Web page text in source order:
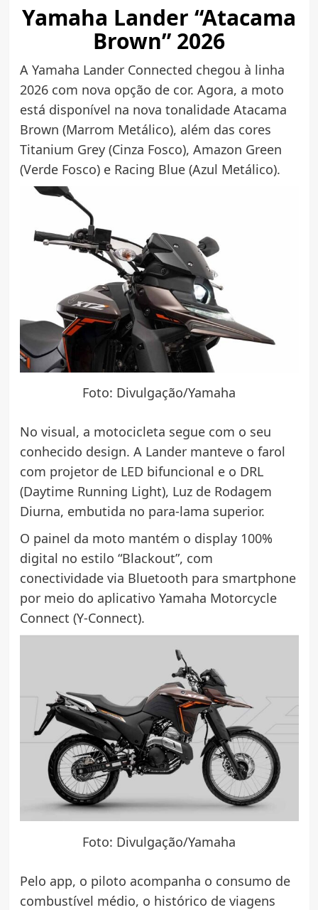
Yamaha Lander “Atacama
Brown” 2026
A Yamaha Lander Connected chegou à linha
2026 com nova opção de cor. Agora, a moto
está disponível na nova tonalidade Atacama
Brown (Marrom Metálico), além das cores
Titanium Grey (Cinza Fosco), Amazon Green
(Verde Fosco) e Racing Blue (Azul Metálico).
Foto: Divulgação/Yamaha
No visual, a motocicleta segue com o seu
conhecido design. A Lander manteve o farol
com projetor de LED bifuncional e o DRL
(Daytime Running Light), Luz de Rodagem
Diurna, embutida no para-lama superior.
O painel da moto mantém o display 100%
digital no estilo “Blackout”, com
conectividade via Bluetooth para smartphone
por meio do aplicativo Yamaha Motorcycle
Connect (Y-Connect).
Foto: Divulgação/Yamaha
Pelo app, o piloto acompanha o consumo de
combustível médio, o histórico de viagens